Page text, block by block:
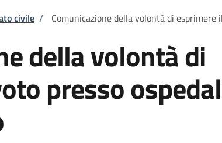
civile / Comunicazione della volontà di esprimere
della volontà di
presso